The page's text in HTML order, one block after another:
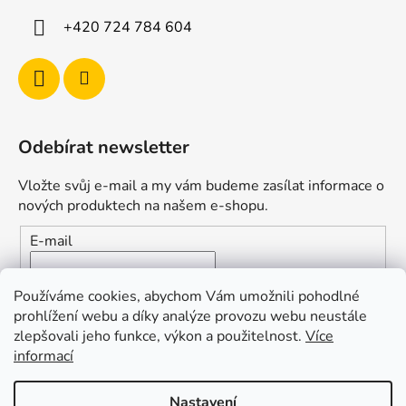
Používáme cookies, abychom Vám umožnili pohodlné
prohlížení webu a díky analýze provozu webu neustále
zlepšovali jeho funkce, výkon a použitelnost. Více
informací
+420 724 784 604
Odebírat newsletter
Vložte svůj e-mail a my vám budeme zasílat informace o
nových produktech na našem e-shopu.
E-mail
Vložením e-mailu souhlasíte s
podmínkami ochrany
osobních údajů
PŘIHLÁSIT SE